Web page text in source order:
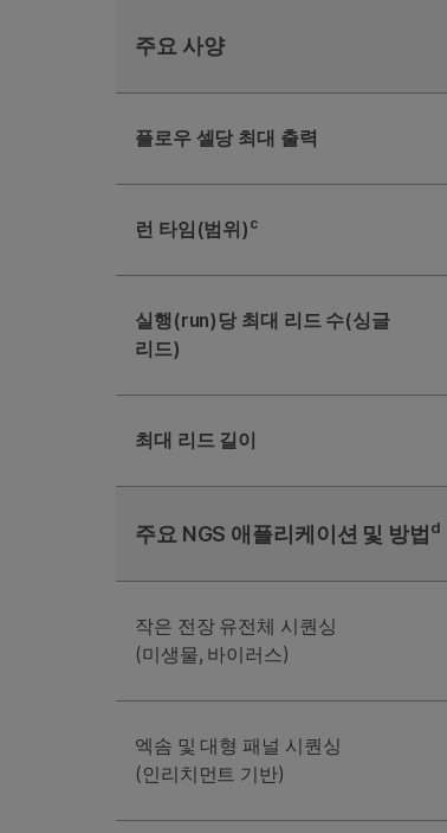
주요 사양
플로우 셀당 최대 출력
런 타임(범위) c
실행(run)당 최대 리드 수(싱글
리드)
최대 리드 길이
주요 NGS 애플리케이션 및 방법 d
작은 전장 유전체 시퀀싱
(미생물, 바이러스)
엑솜 및 대형 패널 시퀀싱
(인리치먼트 기반)